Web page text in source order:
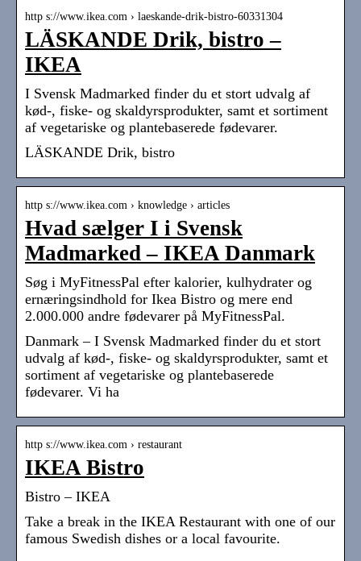
http s://www.ikea.com › laeskande-drik-bistro-60331304
LÄSKANDE Drik, bistro –
IKEA
I Svensk Madmarked finder du et stort udvalg af
kød-, fiske- og skaldyrsprodukter, samt et sortiment
af vegetariske og plantebaserede fødevarer.
LÄSKANDE Drik, bistro
http s://www.ikea.com › knowledge › articles
Hvad sælger I i Svensk
Madmarked – IKEA Danmark
Søg i MyFitnessPal efter kalorier, kulhydrater og
ernæringsindhold for Ikea Bistro og mere end
2.000.000 andre fødevarer på MyFitnessPal.
Danmark – I Svensk Madmarked finder du et stort
udvalg af kød-, fiske- og skaldyrsprodukter, samt et
sortiment af vegetariske og plantebaserede
fødevarer. Vi ha
http s://www.ikea.com › restaurant
IKEA Bistro
Bistro – IKEA
Take a break in the IKEA Restaurant with one of our
famous Swedish dishes or a local favourite.